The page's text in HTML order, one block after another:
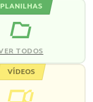
PLANILHAS
TODOS
VÍDEOS